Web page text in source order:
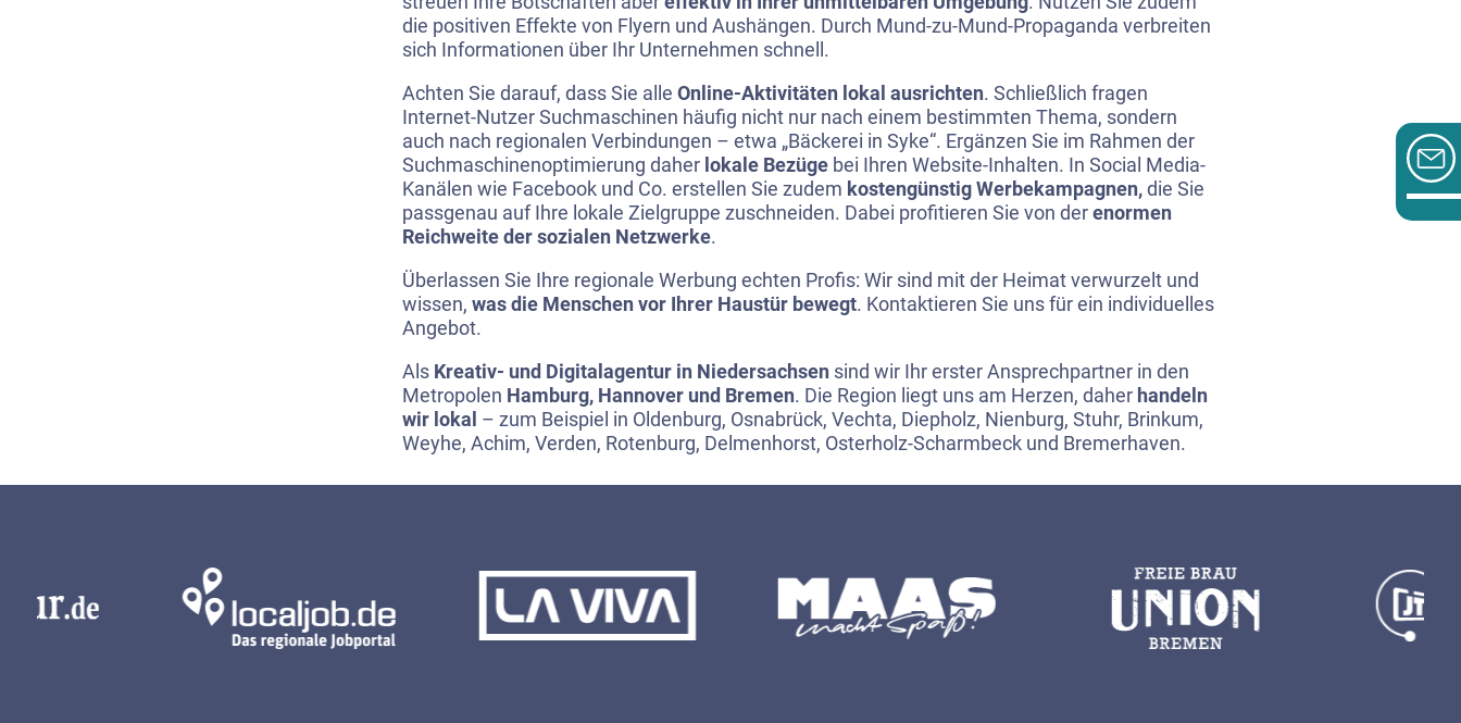
die positiven Effekte von Flyern und Aushängen. Durch Mund-zu-Mund-Propaganda verbreiten
sich Informationen über Ihr Unternehmen schnell.
Achten Sie darauf, dass Sie alleOnline-Aktivitäten lokal ausrichten. Schließlich fragen
Internet-Nutzer Suchmaschinen häufig nicht nur nach einem bestimmten Thema, sondern
auch nach regionalen Verbindungen – etwa „Bäckerei in Syke“. Ergänzen Sie im Rahmen der
Suchmaschinenoptimierung daher lokale Bezüge bei Ihren Website-Inhalten. In Social Media-
Kanälen wie Facebook und Co. erstellen Sie zudem kostengünstig Werbekampagnen,die Sie
passgenau auf Ihre lokale Zielgruppe zuschneiden. Dabei profitieren Sie von derenormen
Reichweite der sozialen Netzwerke.
Überlassen Sie Ihre regionale Werbung echten Profis: Wir sind mit der Heimat verwurzelt und
wissen,was die Menschen vor Ihrer Haustür bewegt. Kontaktieren Sie uns für ein individuelles
Angebot.
Als Kreativ- und Digitalagentur in Niedersachsen sind wir Ihr erster Ansprechpartner in den
Metropolen Hamburg, Hannover und Bremen. Die Region liegt uns am Herzen, daher handeln
wir lokal – zum Beispiel in Oldenburg, Osnabrück, Vechta, Diepholz, Nienburg, Stuhr, Brinkum,
Weyhe, Achim, Verden, Rotenburg, Delmenhorst, Osterholz-Scharmbeck und Bremerhaven.